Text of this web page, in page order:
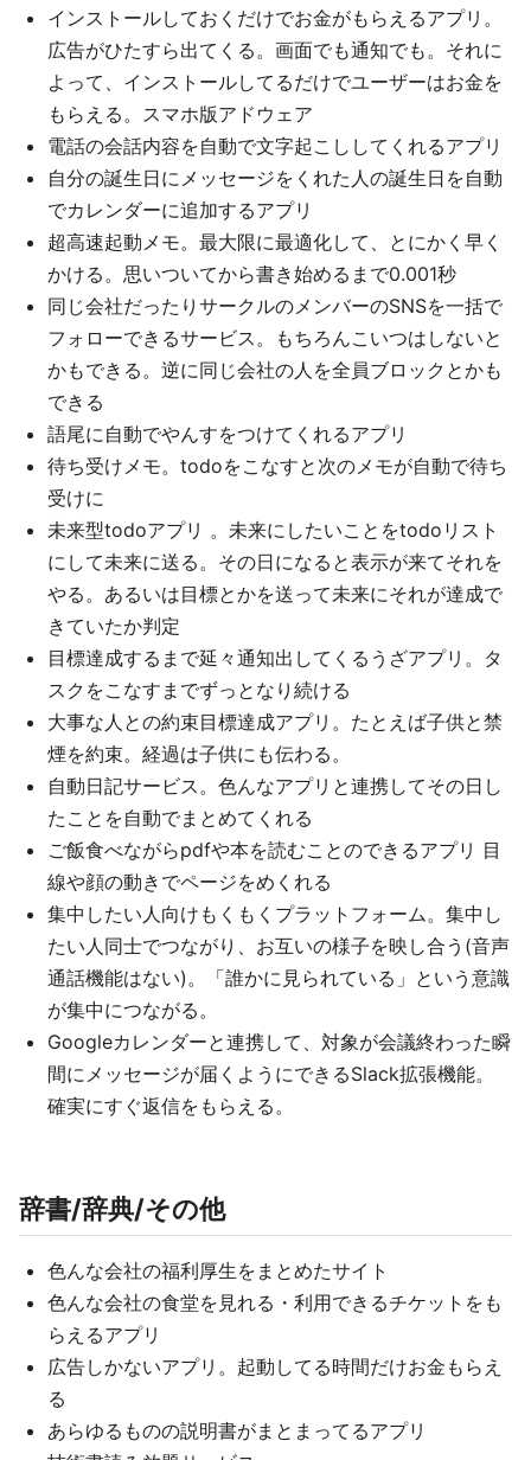
インストールしておくだけでお金がもらえるアプリ。
広告がひたすら出てくる。画面でも通知でも。それに
よって、インストールしてるだけでユーザーはお金を
もらえる。スマホ版アドウェア
電話の会話内容を自動で文字起こししてくれるアプリ
自分の誕生日にメッセージをくれた人の誕生日を自動
でカレンダーに追加するアプリ
超高速起動メモ。最大限に最適化して、とにかく早く
かける。思いついてから書き始めるまで0.001秒
同じ会社だったりサークルのメンバーのSNSを一括で
フォローできるサービス。もちろんこいつはしないと
かもできる。逆に同じ会社の人を全員ブロックとかも
できる
語尾に自動でやんすをつけてくれるアプリ
待ち受けメモ。todoをこなすと次のメモが自動で待ち
受けに
未来型todoアプリ 。未来にしたいことをtodoリスト
にして未来に送る。その日になると表示が来てそれを
やる。あるいは目標とかを送って未来にそれが達成で
きていたか判定
目標達成するまで延々通知出してくるうざアプリ。タ
スクをこなすまでずっとなり続ける
大事な人との約束目標達成アプリ。たとえば子供と禁
煙を約束。経過は子供にも伝わる。
自動日記サービス。色んなアプリと連携してその日し
たことを自動でまとめてくれる
ご飯食べながらpdfや本を読むことのできるアプリ 目
線や顔の動きでページをめくれる
集中したい人向けもくもくプラットフォーム。集中し
たい人同士でつながり、お互いの様子を映し合う(音声
通話機能はない)。「誰かに見られている」という意識
が集中につながる。
Googleカレンダーと連携して、対象が会議終わった瞬
間にメッセージが届くようにできるSlack拡張機能。
確実にすぐ返信をもらえる。
辞書/辞典/その他
色んな会社の福利厚生をまとめたサイト
色んな会社の食堂を見れる・利用できるチケットをも
らえるアプリ
広告しかないアプリ。起動してる時間だけお金もらえ
る
あらゆるものの説明書がまとまってるアプリ